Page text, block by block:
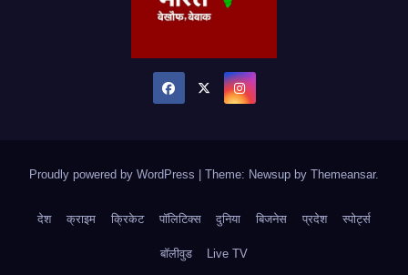
Proudly powered by WordPress Theme: Newsup by Themeansar.
देश क्राइम क्रिकेट पॉलिटिक्स दुनिया बिजनेस प्रदेश स्पोर्ट्स
बॉलीवुड Live TV